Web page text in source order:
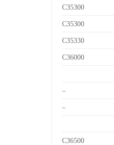
C35300
C35300
C35330
C36000
–
–
C36500